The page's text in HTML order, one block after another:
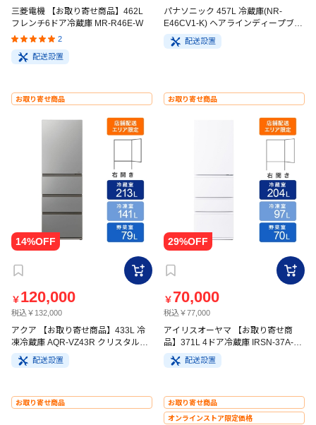
三菱電機 【お取り寄せ商品】462L
フレンチ6ドア冷蔵庫 MR-R46E-W
2
配送設置
パナソニック 457L 冷蔵庫(NR-
E46CV1-K) ヘアラインディープブラ
ック
配送設置
お取り寄せ商品
￥ 120,000
税込￥132,000
アクア 【お取り寄せ商品】433L 冷
凍冷蔵庫 AQR-VZ43R クリスタルシ
ルバー
配送設置
お取り寄せ商品
￥ 70,000
税込￥77,000
アイリスオーヤマ 【お取り寄せ商
品】371L 4ドア冷蔵庫 IRSN-37A-W
ホワイト
配送設置
お取り寄せ商品
お取り寄せ商品
オンラインストア限定価格